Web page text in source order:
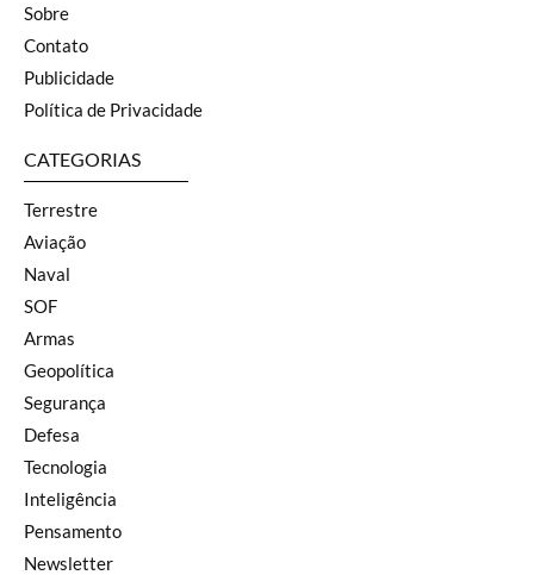
Sobre
Contato
Publicidade
Política de Privacidade
CATEGORIAS
Terrestre
Aviação
Naval
SOF
Armas
Geopolítica
Segurança
Defesa
Tecnologia
Inteligência
Pensamento
Newsletter